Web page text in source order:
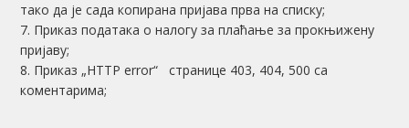
тако да је сада копирана пријава прва на списку;
7. Приказ података о налогу за плаћање за прокњижену
пријаву;
8. Приказ „HTTP error“ странице 403, 404, 500 са
коментарима;